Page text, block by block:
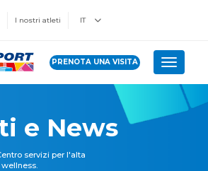
I nostri atleti IT
PRENOTA UNA VISITA Toggle
e News
servizi per l'alta